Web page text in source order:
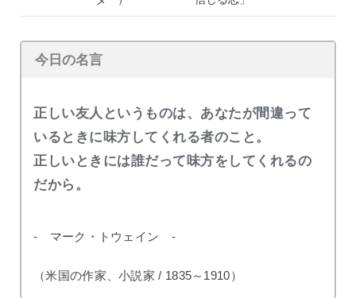
今日の名言
正しい友人というものは、あなたが間違って
いるときに味方してくれる者のこと。
正しいときには誰だって味方をしてくれるの
だから。
- マーク・トウェイン -
（米国の作家、小説家 / 1835～1910）